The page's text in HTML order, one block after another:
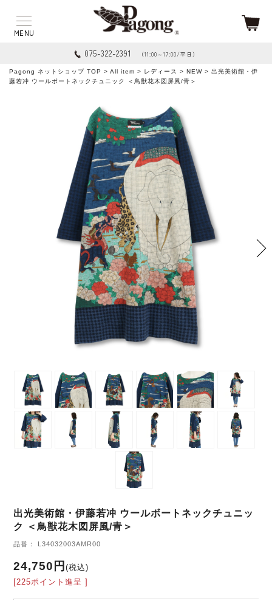
075-322-2391 （11:00～17:00/平日）
Pagong ネットショップ TOP > All item > レディース > NEW > 出光美術館・伊
藤若冲 ウールボートネックチュニック ＜鳥獣花木図屏風/青＞
出光美術館・伊藤若冲 ウールボートネックチュニッ
ク ＜鳥獣花木図屏風/青＞
品番： L34032003AMR00
24,750円(税込)
[225ポイント進呈 ]